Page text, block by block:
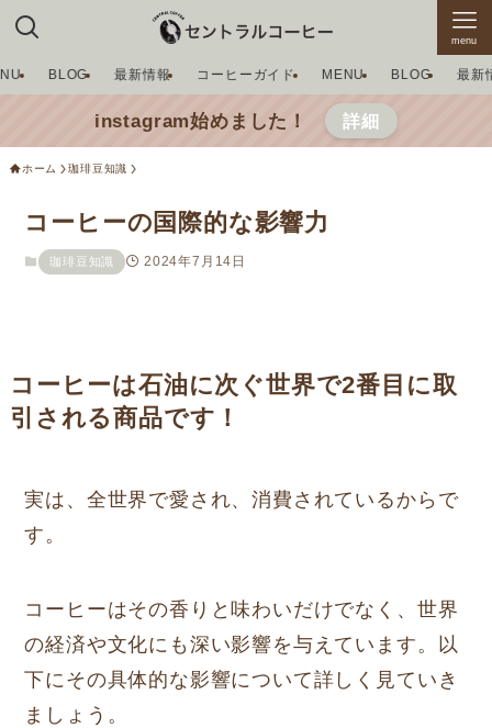
menu
BLOG 最新情報 コーヒーガイド MENU BLOG 最新
instagram始めました！ 詳細
ホーム 珈琲豆知識
コーヒーの国際的な影響力
珈琲豆知識 2024年7月14日
コーヒーは石油に次ぐ世界で2番目に取
引される商品です！
実は、全世界で愛され、消費されているからで
す。
コーヒーはその香りと味わいだけでなく、世界
の経済や文化にも深い影響を与えています。以
下にその具体的な影響について詳しく見ていき
ましょう。